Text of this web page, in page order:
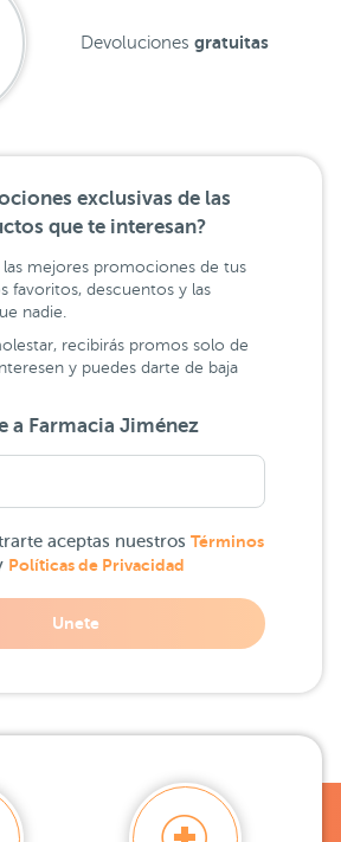
Devoluciones gratuitas
exclusivas de las
que te interesan?
mejores promociones de tus
favoritos, descuentos y las
nadie.
recibirás promos solo de
y puedes darte de baja
a Farmacia Jiménez
aceptas nuestros Términos
Políticas de Privacidad
Unete